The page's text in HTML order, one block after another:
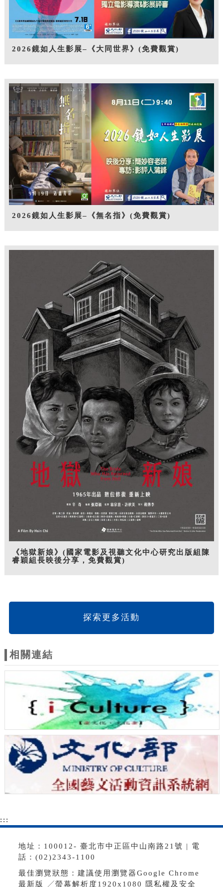
2026鏡如人生影展–《大同世界》(免費觀賞)
2026鏡如人生影展–《無名指》(免費觀賞)
《地獄新娘》(國家電影及視聽文化中心研究出版組陳
睿穎組長映後分享，免費觀賞)
探索更多活動
相關連結
:::
地址：100012- 臺北市中正區中山南路21號 | 電
話：(02)2343-1100
最佳瀏覽狀態：建議使用瀏覽器Google Chrome
最新版 ╱螢幕解析度1920x1080 隱私權及安全